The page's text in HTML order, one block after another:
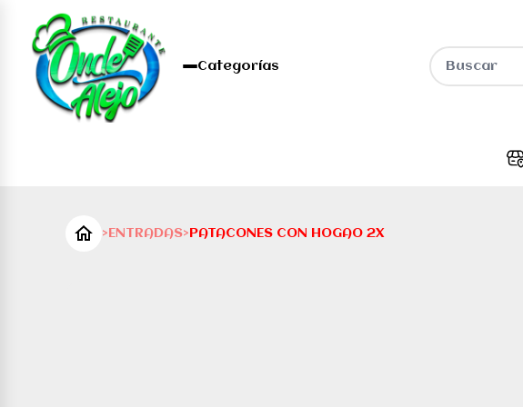
Categorías
> ENTRADAS> PATACONES CON HOGAO 2X